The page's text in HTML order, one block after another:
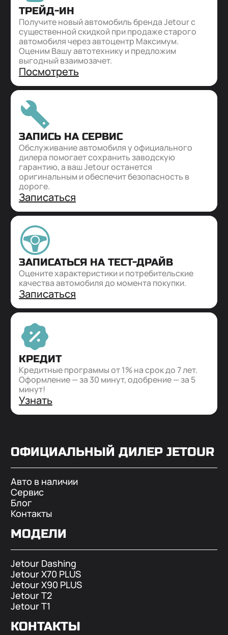
Отправить
ТРЕЙД-ИН
Получите новый автомобиль бренда Jetour с
существенной скидкой при продаже старого
автомобиля через автоцентр Максимум.
Оценим Вашу автотехнику и предложим
выгодный взаимозачет.
Посмотреть
ЗАПИСЬ НА СЕРВИС
Обслуживание автомобиля у официального
дилера помогает сохранить заводскую
гарантию, а ваш Jetour останется
оригинальным и обеспечит безопасность в
дороге.
Записаться
ЗАПИСАТЬСЯ НА ТЕСТ-ДРАЙВ
Оцените характеристики и потребительские
качества автомобиля до момента покупки.
Записаться
КРЕДИТ
Кредитные программы от 1% на срок до 7 лет.
Оформление — за 30 минут, одобрение — за 5
минут!
Узнать
ОФИЦИАЛЬНЫЙ ДИЛЕР JETOUR
Авто в наличии
Сервис
Блог
Контакты
МОДЕЛИ
Jetour Dashing
Jetour X70 PLUS
Jetour X90 PLUS
Jetour T2
Jetour T1
КОНТАКТЫ